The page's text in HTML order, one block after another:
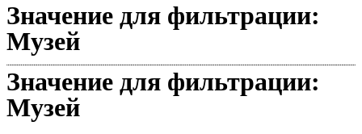
Значение для фильтрации:
Музей
Значение для фильтрации:
Музей